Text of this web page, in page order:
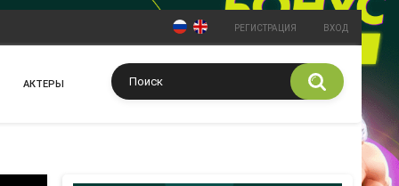
РЕГИСТРАЦИЯ ВХОД
АКТЕРЫ